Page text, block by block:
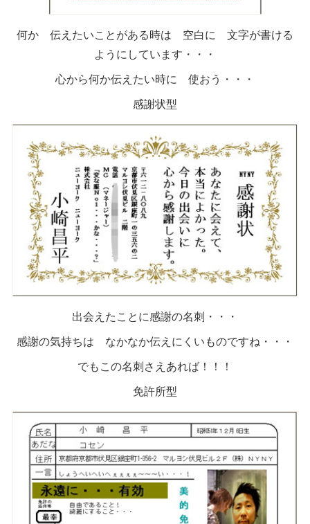
何か 伝えたいことがある時は 空白に 文字が書ける
ようにしています・・・
心から何か伝えたい時に 使おう・・・
感謝状型
出会えたことに感謝の名刺・・・
感謝の気持ちは なかなか伝えにくいものですね・・・
でもこの名刺さえあれば！！！
免許所型